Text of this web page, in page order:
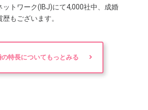
ットワーク(IBJ)にて4,000社中、成婚
もございます。
の特長についてもっとみる